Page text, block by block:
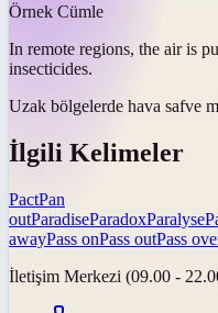
Örnek Cümle
In remote regions, the air is
insecticides.
Uzak bölgelerde hava safve
İlgili Kelimeler
PactPan
outParadiseParadoxParalyse
awayPass onPass outPass
İletişim Merkezi (09.00 -